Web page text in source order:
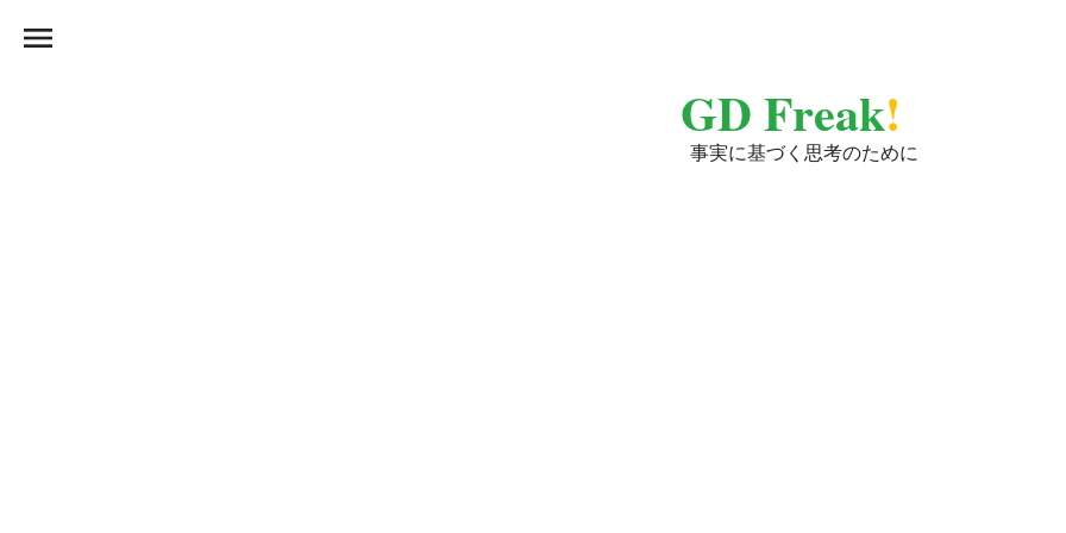
GD Freak!
事実に基づく思考のために
menu